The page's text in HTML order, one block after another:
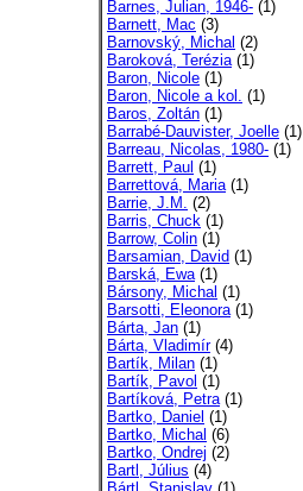
Barnes, Julian, 1946- (1)
Barnett, Mac (3)
Barnovský, Michal (2)
Baroková, Terézia(1)
Baron, Nicole (1)
Baron, Nicole a kol. (1)
Baros, Zoltán (1)
Barrabé-Dauvister, Joelle (1)
Barreau, Nicolas, 1980- (1)
Barrett, Paul (1)
Barrettová, Maria(1)
Barrie, J.M. (2)
Barris, Chuck (1)
Barrow, Colin (1)
Barsamian, David (1)
Barská, Ewa(1)
Bársony, Michal (1)
Barsotti, Eleonora(1)
Bárta, Jan (1)
Bárta, Vladimír(4)
Bartík, Milan (1)
Bartík, Pavol (1)
Bartíková, Petra(1)
Bartko, Daniel (1)
Bartko, Michal (6)
Bartko, Ondrej (2)
Bartl, Július (4)